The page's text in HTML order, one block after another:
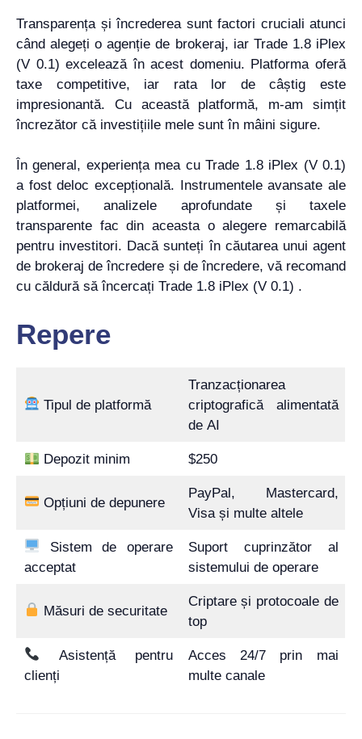
Transparența și încrederea sunt factori cruciali atunci
când alegeți o agenție de brokeraj, iar Trade 1.8 iPlex
(V 0.1) excelează în acest domeniu. Platforma oferă
taxe competitive, iar rata lor de câștig este
impresionantă. Cu această platformă, m-am simțit
încrezător că investițiile mele sunt în mâini sigure.
În general, experiența mea cu Trade 1.8 iPlex (V 0.1)
a fost deloc excepțională. Instrumentele avansate ale
platformei, analizele aprofundate și taxele
transparente fac din aceasta o alegere remarcabilă
pentru investitori. Dacă sunteți în căutarea unui agent
de brokeraj de încredere și de încredere, vă recomand
cu căldură să încercați Trade 1.8 iPlex (V 0.1) .
Repere
Tipul de platformă
Tranzacționarea
criptografică alimentată
de AI
Depozit minim $250
Opțiuni de depunere
PayPal, Mastercard,
Visa și multe altele
Sistem de operare
acceptat
Suport cuprinzător al
sistemului de operare
Măsuri de securitate
Criptare și protocoale de
top
Asistență pentru
clienți
Acces 24/7 prin mai
multe canale